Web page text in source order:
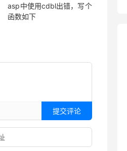
asp中使用cdbl出错，写个
函数如下
提交评论